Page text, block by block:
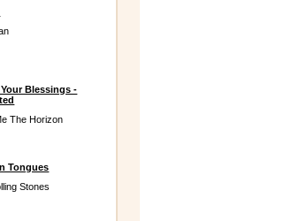
Blessings -
The Horizon
Tongues
Stones